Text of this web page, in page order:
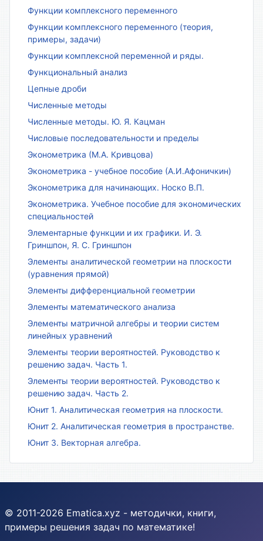
Функции комплексного переменного
Функции комплексного переменного (теория,
примеры, задачи)
Функции комплексной переменной и ряды.
Функциональный анализ
Цепные дроби
Численные методы
Численные методы. Ю. Я. Кацман
Числовые последовательности и пределы
Эконометрика (М.А. Кривцова)
Эконометрика - учебное пособие (А.И.Афоничкин)
Эконометрика для начинающих. Носко В.П.
Эконометрика. Учебное пособие для экономических
специальностей
Элементарные функции и их графики. И. Э.
Гриншпон, Я. С. Гриншпон
Элементы аналитической геометрии на плоскости
(уравнения прямой)
Элементы дифференциальной геометрии
Элементы математического анализа
Элементы матричной алгебры и теории систем
линейных уравнений
Элементы теории вероятностей. Руководство к
решению задач. Часть 1.
Элементы теории вероятностей. Руководство к
решению задач. Часть 2.
Юнит 1. Аналитическая геометрия на плоскости.
Юнит 2. Аналитическая геометрия в пространстве.
Юнит 3. Векторная алгебра.
© 2011-2026 Ematica.xyz - методички, книги,
примеры решения задач по математике!